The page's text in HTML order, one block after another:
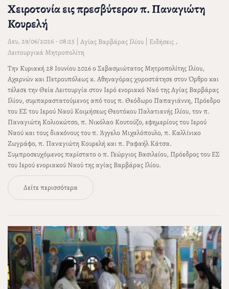
Χειροτονία εις πρεσβύτερον π. Παναγιώτη
Κουρελή
Δευ, 29/06/2026 - 08:25 | Αγίας Βαρβάρας Ιλίου | Ειδήσεις ,
Λειτουργικά Μητροπολίτη
Την Κυριακή 28 Ιουνίου 2026 ο Σεβασμιώτατος Μητροπολίτης Ιλίου,
Αχαρνών και Πετρουπόλεως κ. Αθηναγόρας χοροστάτησε στον Όρθρο και
τέλεσε την Θεία Λειτουργία στον Ιερό ενοριακό Ναό της Αγίας Βαρβάρας
Ιλίου, συμπαραστατούμενος από τους π. Θεόδωρο Παπαγιάννη, Πρόεδρο
του ΕΣ του Ιερού Ναού Κοιμήσεως Θεοτόκου Παλατιανής Ιλίου, τον π.
Παναγιώτη Κολιοκώτσο, π. Νικόλαο Κουτούζο, εφημερίους του Ιερού
Ναού και τους διακόνους του π. Άγγελο Μιχαλόπουλο, π. Καλλίνικο
Ζωγράφο, π. Παναγιώτη Κουρελή και π. Ραφαήλ Κάτσα.
Συμπροσευχόμενος παρίστατο ο π. Γεώργιος Βασιλείου, Πρόεδρος του ΕΣ
του Ιερού ενοριακού Ναού της αγίας Βαρβάρας Ιλίου.
Δείτε περισσότερα